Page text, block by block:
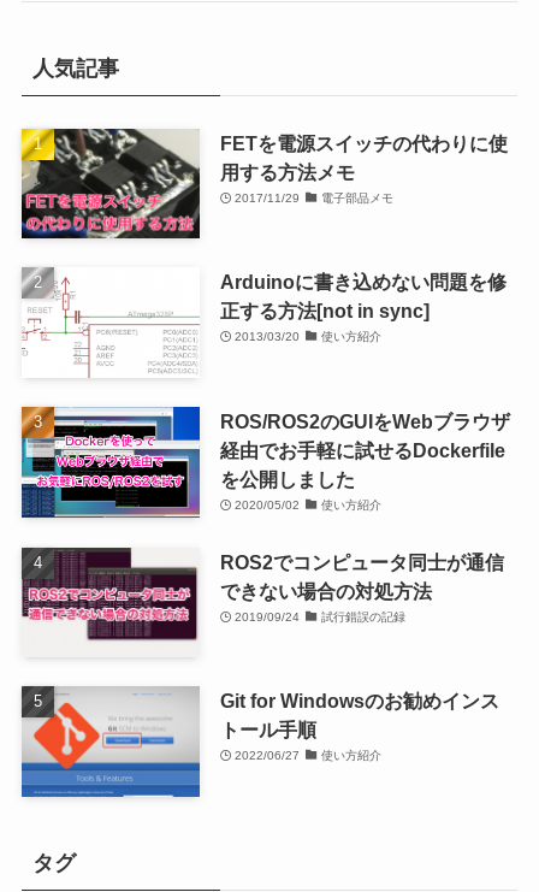
人気記事
FETを電源スイッチの代わりに使
用する方法メモ
2017/11/29 電子部品メモ
Arduinoに書き込めない問題を修
正する方法[not in sync]
2013/03/20 使い方紹介
ROS/ROS2のGUIをWebブラウザ
経由でお手軽に試せるDockerfile
を公開しました
2020/05/02 使い方紹介
ROS2でコンピュータ同士が通信
できない場合の対処方法
2019/09/24 試行錯誤の記録
Git for Windowsのお勧めインス
トール手順
2022/06/27 使い方紹介
タグ